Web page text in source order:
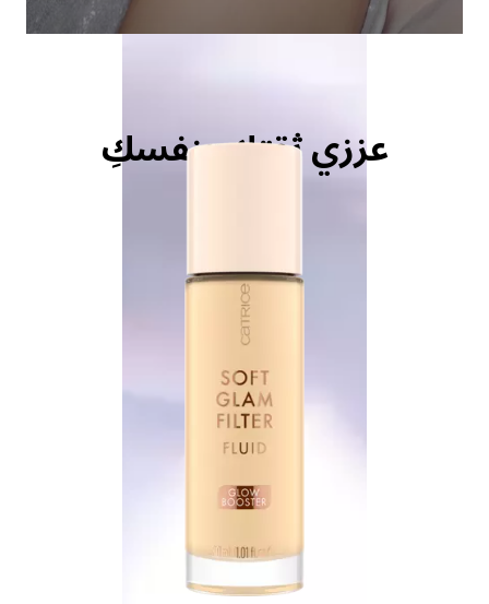
عززي ثقتكِ بنفسكِ